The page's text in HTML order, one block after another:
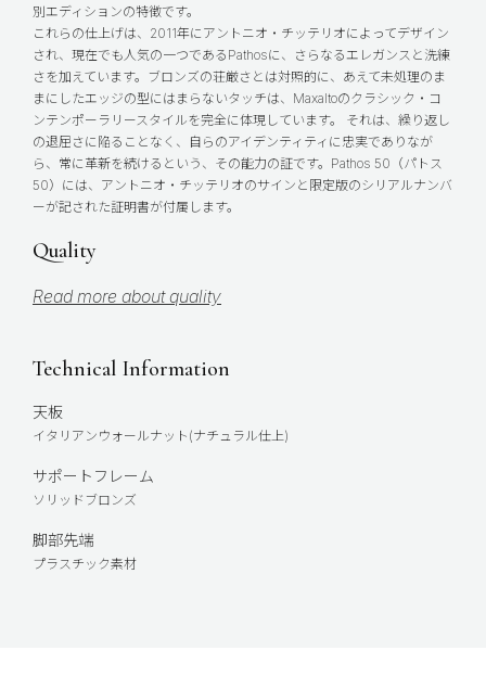
別エディションの特徴です。
これらの仕上げは、2011年にアントニオ・チッテリオによってデザイン
され、現在でも人気の一つであるPathosに、さらなるエレガンスと洗練
さを加えています。ブロンズの荘厳さとは対照的に、あえて未処理のま
まにしたエッジの型にはまらないタッチは、Maxaltoのクラシック・コ
ンテンポーラリースタイルを完全に体現しています。 それは、繰り返し
の退屈さに陥ることなく、自らのアイデンティティに忠実でありなが
ら、常に革新を続けるという、その能力の証です。Pathos 50（パトス
50）には、アントニオ・チッテリオのサインと限定版のシリアルナンバ
ーが記された証明書が付属します。
Quality
Read more about quality
Technical Information
天板
イタリアンウォールナット(ナチュラル仕上)
サポートフレーム
ソリッドブロンズ
脚部先端
プラスチック素材